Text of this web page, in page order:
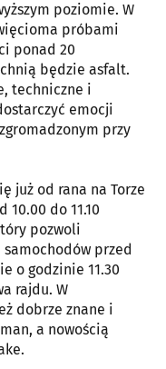
poziomie. W
próbami
ponad 20
będzie asfalt.
techniczne i
emocji
przy
już od rana na Torze
10.00 do 11.10
pozwoli
przed
o godzinie 11.30
rajdu. W
dobrze znane i
a nowością